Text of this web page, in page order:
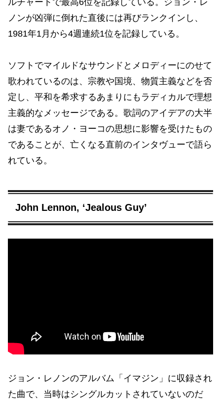
ノンが凶弾に倒れた直後には再びランクインし、
1981年1月から4週連続1位を記録している。
ソフトでマイルドなサウンドとメロディーにのせて
歌われているのは、宗教や国境、物質主義などを否
定し、平和を希求するあまりにもラディカルで理想
主義的なメッセージである。歌詞のアイデアの大半
は妻であるオノ・ヨーコの思想に影響を受けたもの
であることが、亡くなる直前のインタヴューで語ら
れている。
John Lennon, ‘Jealous Guy’
ジョン・レノンのアルバム「イマジン」に収録され
た曲で、当時はシングルカットされていないのだ